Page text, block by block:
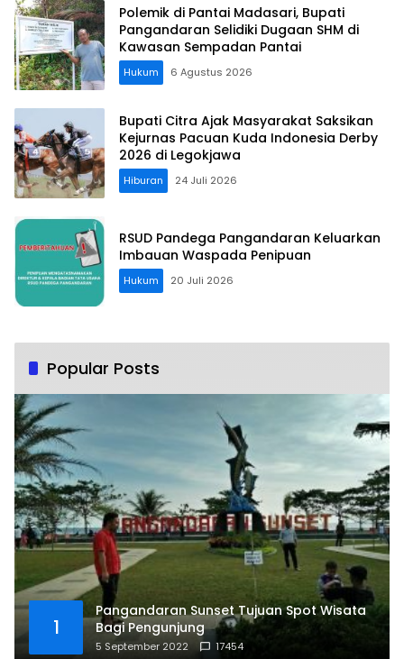
Polemik di Pantai Madasari, Bupati
Pangandaran Selidiki Dugaan SHM di
Kawasan Sempadan Pantai
Hukum 6 Agustus 2026
Bupati Citra Ajak Masyarakat Saksikan
Kejurnas Pacuan Kuda Indonesia Derby
2026 di Legokjawa
Hiburan 24 Juli 2026
RSUD Pandega Pangandaran Keluarkan
Imbauan Waspada Penipuan
Hukum 20 Juli 2026
Popular Posts
1
Pangandaran Sunset Tujuan Spot Wisata
Bagi Pengunjung
5 September 2022 17454